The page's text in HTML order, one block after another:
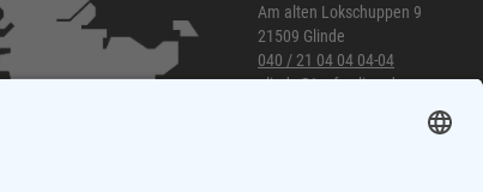
Am alten Lokschuppen 9
21509 Glinde
040 / 21 04 04 04-04
glinde@topf-online.de